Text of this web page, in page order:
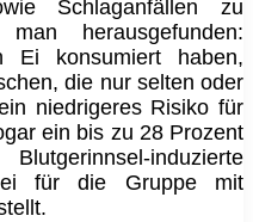
Schlaganfällen zu
herausgefunden:
Ei konsumiert haben,
die nur selten oder
niedrigeres Risiko für
ein bis zu 28 Prozent
induzierte
für die Gruppe mit